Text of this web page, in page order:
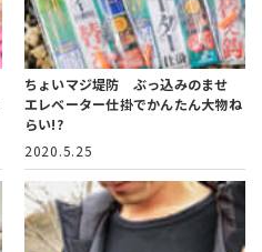
ちょいマジ堤防 ぶっ込みのませ
エレベーター仕掛でかんたん大物ね
らい!?
2020.5.25